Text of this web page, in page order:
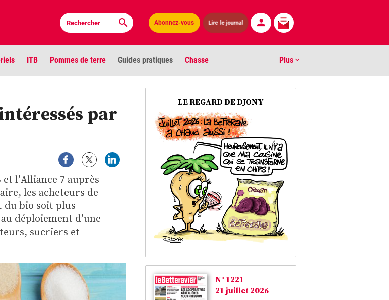
Abonnez-vous Lire le journal
ITB Pommes de terre Guides pratiques Chasse Plus
MIRE
devant le Parlement
PLUS
Anciens numéros
Biocarburants
Environnement
Vidéos
Contact
par
l’Alliance 7 auprès
les acheteurs de
du bio soit plus
déploiement d’une
sucriers et
LE REGARD DE DJONY
N° 1221
21 juillet 2026